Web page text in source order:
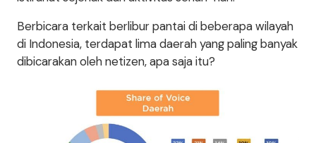
Berbicara terkait berlibur pantai di beberapa wilayah
di Indonesia, terdapat lima daerah yang paling banyak
dibicarakan oleh netizen, apa saja itu?